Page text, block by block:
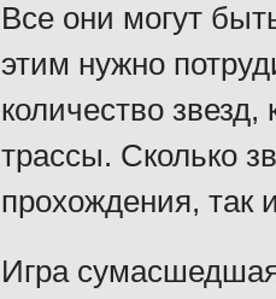
Все они могут
этим нужно
количество
трассы. Сколько
прохождения, так
Игра